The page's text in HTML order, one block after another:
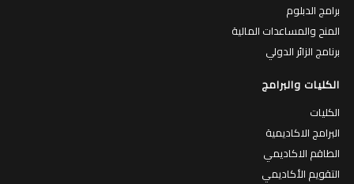
برامج الدبلوم
المنح والمساعدات المالية
برنامج الزائر الدولي
الكليات والبرامج
الكليات
البرامج الاكاديمية
الطاقم الاكاديمي
التقويم الأكاديمي